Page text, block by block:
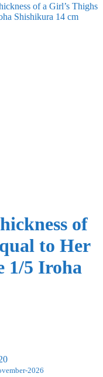
of a Girl’s Thighs
Shishikura 14 cm
of
to Her
1/5 Iroha
€.
2026